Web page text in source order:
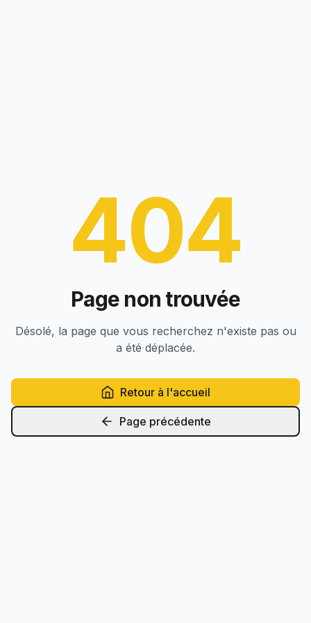
404
Page non trouvée
Désolé, la page que vous recherchez n'existe pas ou
a été déplacée.
Retour à l'accueil
Page précédente